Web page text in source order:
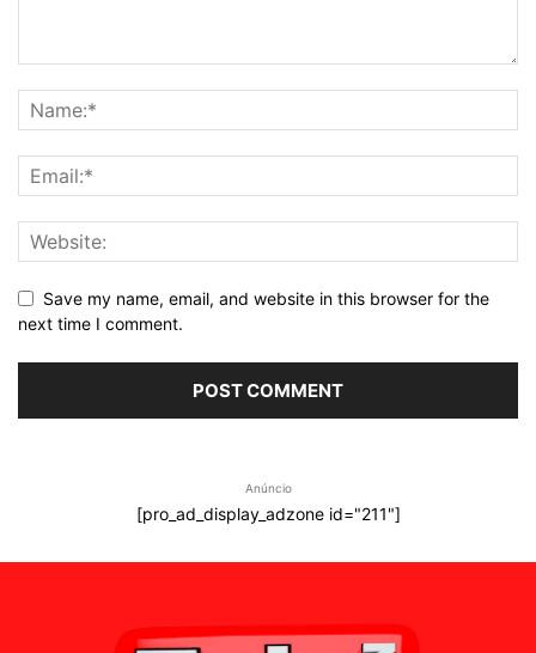
Save my name, email, and website in this browser for the
next time I comment.
Anúncio
[pro_ad_display_adzone id="211"]